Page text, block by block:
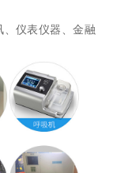
、仪表仪器、金融